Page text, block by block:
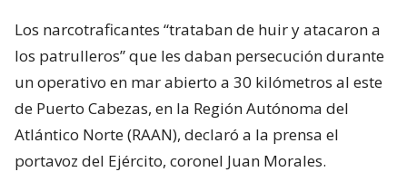
Los narcotraficantes “trataban de huir y atacaron a
los patrulleros” que les daban persecución durante
un operativo en mar abierto a 30 kilómetros al este
de Puerto Cabezas, en la Región Autónoma del
Atlántico Norte (RAAN), declaró a la prensa el
portavoz del Ejército, coronel Juan Morales.